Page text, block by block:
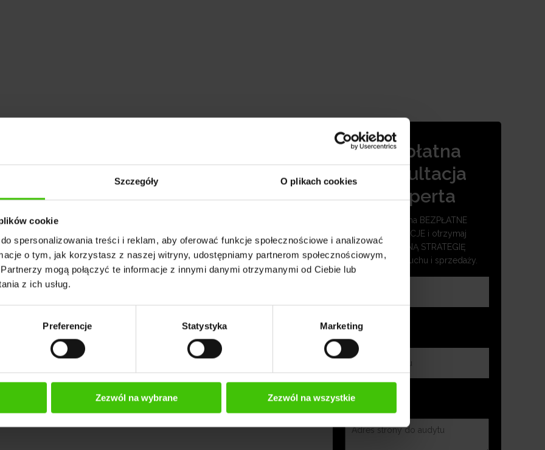
Szczegóły O plikach cookies
cookie
spersonalizowania treści i reklam, aby oferować funkcje społecznościowe i analizować
o tym, jak korzystasz z naszej witryny, udostępniamy partnerom społecznościowym,
mogą połączyć te informacje z innymi danymi otrzymanymi od Ciebie lub
z ich usług.
Preferencje Statystyka Marketing
Zezwól na wybrane Zezwól na wszystkie
do zmierzenia obecności marki w AI. Dlatego
ten artykuł, aby dowiedzieć się, jak mierzyć
wyszukiwarkach AI.
Bezpłatna
konsultacja
eksperta
Umów się na BEZPŁATNE
KONSULTACJE i otrzymaj
SKUTECZNĄ STRATEGIĘ
zwiększenia ruchu i sprzedaży.